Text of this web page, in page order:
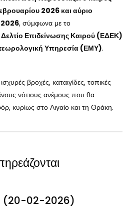
2026 και αύριο
2026, σύμφωνα με το
Επιδείνωσης Καιρού (ΕΔΕΚ)
Υπηρεσία (ΕΜΥ).
βροχές, καταιγίδες, τοπικές
νότιους ανέμους που θα
κυρίως στο Αιγαίο και τη Θράκη.
(20-02-2026)